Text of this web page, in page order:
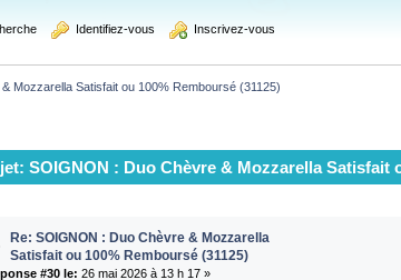
Identifiez-vous Inscrivez-vous
Mozzarella Satisfait ou 100% Remboursé (31125)
SOIGNON : Duo Chèvre & Mozzarella Satisfait
Re: SOIGNON : Duo Chèvre & Mozzarella
Satisfait ou 100% Remboursé (31125)
#30 le: 26 mai 2026 à 13 h 17 »